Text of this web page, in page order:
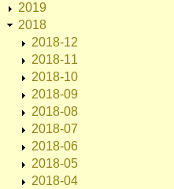
2019
2018
2018-12
2018-11
2018-10
2018-09
2018-08
2018-07
2018-06
2018-05
2018-04